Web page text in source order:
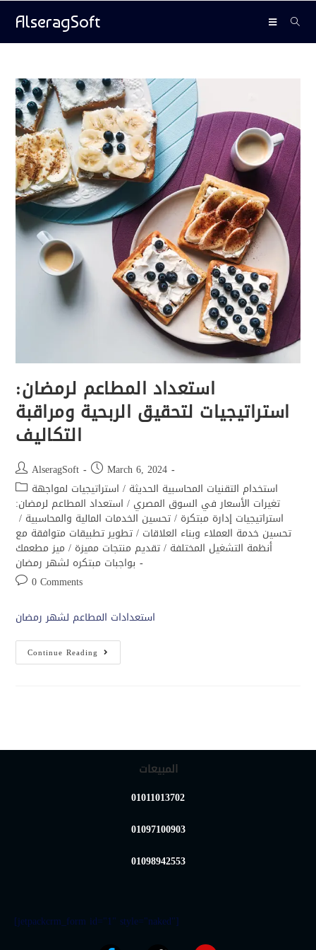
AlseragSoft
استعداد المطاعم لرمضان:
استراتيجيات لتحقيق الربحية ومراقبة
التكاليف
AlseragSoft
March 6, 2024
استخدام التقنيات المحاسبية الحديثة / استراتيجيات لمواجهة
تغيرات الأسعار في السوق المصري / استعداد المطاعم لرمضان:
استراتيجيات إدارة مبتكرة / تحسين الخدمات المالية والمحاسبية /
تحسين خدمة العملاء وبناء العلاقات / تطوير تطبيقات متوافقة مع
أنظمة التشغيل المختلفة / تقديم منتجات مميزة / ميز مطعمك
بواجبات مبتكره لشهر رمضان
0 Comments
استعدادات المطاعم لشهر رمضان
Continue Reading
المبيعات
01011013702
01097100903
01098942553
[jetpackcrm_form id="1" style="naked"]